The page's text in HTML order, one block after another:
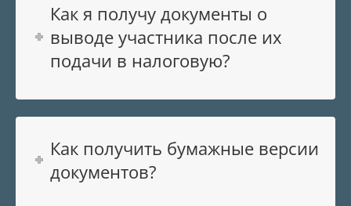
Как я получу документы о
выводе участника после их
подачи в налоговую?
Как получить бумажные версии
документов?